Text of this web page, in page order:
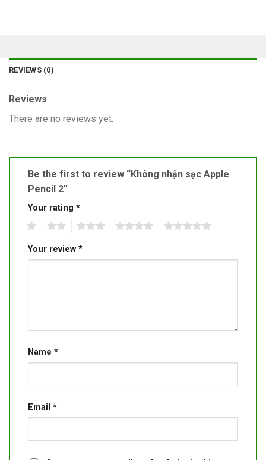
REVIEWS (0)
Reviews
There are no reviews yet.
Be the first to review “Không nhận sạc Apple
Pencil 2”
Your rating *
Your review *
Name *
Email *